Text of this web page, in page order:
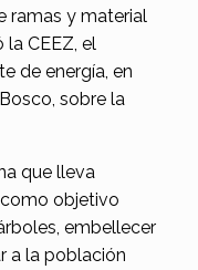
ramas y material
CEEZ, el
de energía, en
sobre la
que lleva
objetivo
embellecer
a la población